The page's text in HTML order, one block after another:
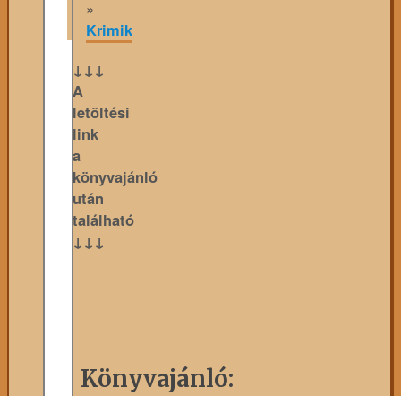
»
Krimik
↓↓↓
A
letöltési
link
a
könyvajánló
után
található
↓↓↓
Könyvajánló: